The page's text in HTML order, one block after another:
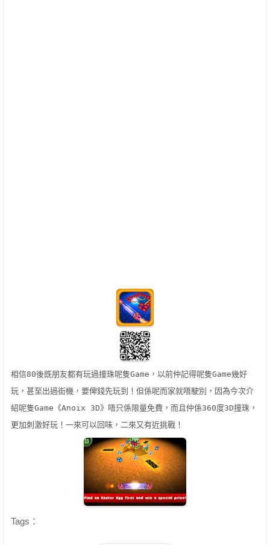
相信80後既朋友都有玩過撞珠呢隻Game ，以前仲記得呢隻Game幾好
玩，甚至出過街機，要俾錢先玩到！但係呢而家就唔駛別，因為今次介
紹呢隻Game 《Anoix 3D》唔只係限量免費，而且仲係360度3D撞珠，
更加刺激好玩！一來可以回味，二來又有近挑戰！
Tags：